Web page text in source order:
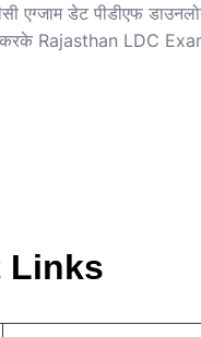
डेट पीडीएफ
करके Rajasthan LDC
Links